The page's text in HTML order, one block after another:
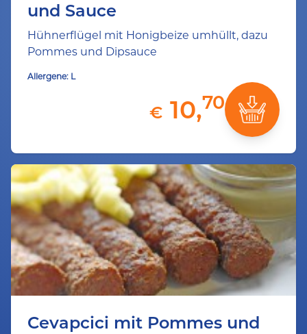
und Sauce
Hühnerflügel mit Honigbeize umhüllt, dazu
Pommes und Dipsauce
Allergene: L
€ 10,70
Cevapcici mit Pommes und